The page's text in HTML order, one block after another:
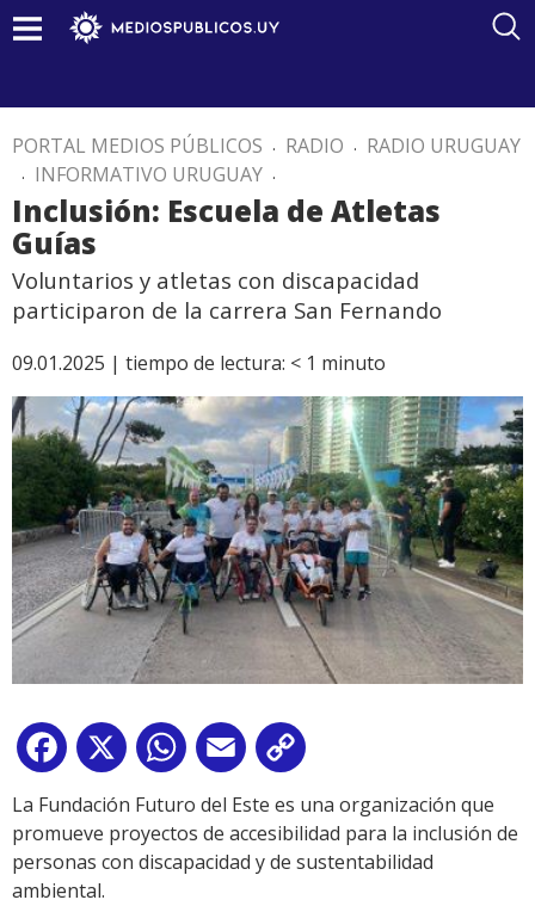
PORTAL MEDIOS PÚBLICOS . RADIO . RADIO URUGUAY
. INFORMATIVO URUGUAY .
Inclusión: Escuela de Atletas
Guías
Voluntarios y atletas con discapacidad
participaron de la carrera San Fernando
09.01.2025 | tiempo de lectura: < 1 minuto
Facebook
X WhatsApp
Email
Link
La Fundación Futuro del Este es una organización que
promueve proyectos de accesibilidad para la inclusión de
personas con discapacidad y de sustentabilidad
ambiental.